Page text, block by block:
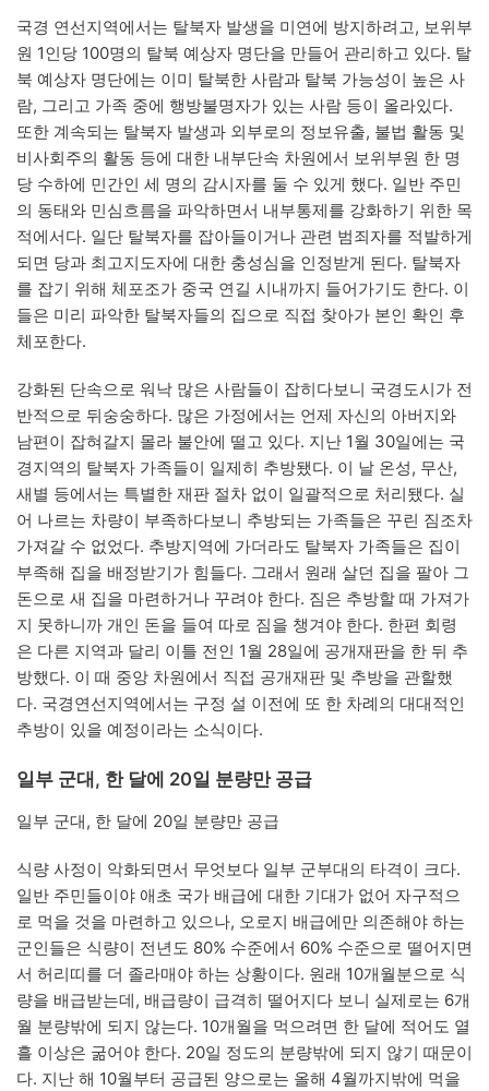
국경 연선지역에서는 탈북자 발생을 미연에 방지하려고, 보위부
원 1인당 100명의 탈북 예상자 명단을 만들어 관리하고 있다. 탈
북 예상자 명단에는 이미 탈북한 사람과 탈북 가능성이 높은 사
람, 그리고 가족 중에 행방불명자가 있는 사람 등이 올라있다.
또한 계속되는 탈북자 발생과 외부로의 정보유출, 불법 활동 및
비사회주의 활동 등에 대한 내부단속 차원에서 보위부원 한 명
당 수하에 민간인 세 명의 감시자를 둘 수 있게 했다. 일반 주민
의 동태와 민심흐름을 파악하면서 내부통제를 강화하기 위한 목
적에서다. 일단 탈북자를 잡아들이거나 관련 범죄자를 적발하게
되면 당과 최고지도자에 대한 충성심을 인정받게 된다. 탈북자
를 잡기 위해 체포조가 중국 연길 시내까지 들어가기도 한다. 이
들은 미리 파악한 탈북자들의 집으로 직접 찾아가 본인 확인 후
체포한다.
강화된 단속으로 워낙 많은 사람들이 잡히다보니 국경도시가 전
반적으로 뒤숭숭하다. 많은 가정에서는 언제 자신의 아버지와
남편이 잡혀갈지 몰라 불안에 떨고 있다. 지난 1월 30일에는 국
경지역의 탈북자 가족들이 일제히 추방됐다. 이 날 온성, 무산,
새별 등에서는 특별한 재판 절차 없이 일괄적으로 처리됐다. 실
어 나르는 차량이 부족하다보니 추방되는 가족들은 꾸린 짐조차
가져갈 수 없었다. 추방지역에 가더라도 탈북자 가족들은 집이
부족해 집을 배정받기가 힘들다. 그래서 원래 살던 집을 팔아 그
돈으로 새 집을 마련하거나 꾸려야 한다. 짐은 추방할 때 가져가
지 못하니까 개인 돈을 들여 따로 짐을 챙겨야 한다. 한편 회령
은 다른 지역과 달리 이틀 전인 1월 28일에 공개재판을 한 뒤 추
방했다. 이 때 중앙 차원에서 직접 공개재판 및 추방을 관할했
다. 국경연선지역에서는 구정 설 이전에 또 한 차례의 대대적인
추방이 있을 예정이라는 소식이다.
일부 군대, 한 달에 20일 분량만 공급
일부 군대, 한 달에 20일 분량만 공급
식량 사정이 악화되면서 무엇보다 일부 군부대의 타격이 크다.
일반 주민들이야 애초 국가 배급에 대한 기대가 없어 자구적으
로 먹을 것을 마련하고 있으나, 오로지 배급에만 의존해야 하는
군인들은 식량이 전년도 80% 수준에서 60% 수준으로 떨어지면
서 허리띠를 더 졸라매야 하는 상황이다. 원래 10개월분으로 식
량을 배급받는데, 배급량이 급격히 떨어지다 보니 실제로는 6개
월 분량밖에 되지 않는다. 10개월을 먹으려면 한 달에 적어도 열
흘 이상은 굶어야 한다. 20일 정도의 분량밖에 되지 않기 때문이
다. 지난 해 10월부터 공급된 양으로는 올해 4월까지밖에 먹을